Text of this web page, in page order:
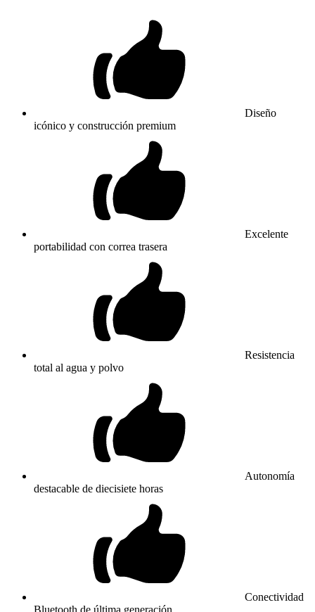
Diseño
icónico y construcción premium
Excelente
portabilidad con correa trasera
Resistencia
total al agua y polvo
Autonomía
destacable de diecisiete horas
Conectividad
Bluetooth de última generación